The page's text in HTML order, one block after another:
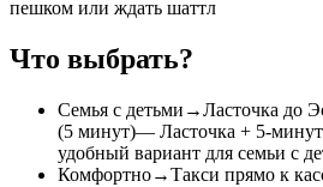
пешком или ждать шаттл
Что выбрать?
Семья с детьми →Ласточка до
(5 минут)— Ласточка + 5-
удобный вариант для семьи с
Комфортно→Такси прямо к